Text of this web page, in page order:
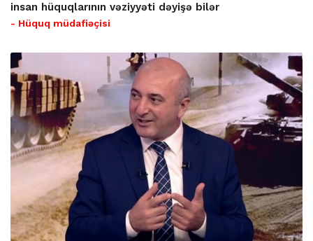
insan hüquqlarının vəziyyəti dəyişə bilər
- Hüquq müdafiəçisi